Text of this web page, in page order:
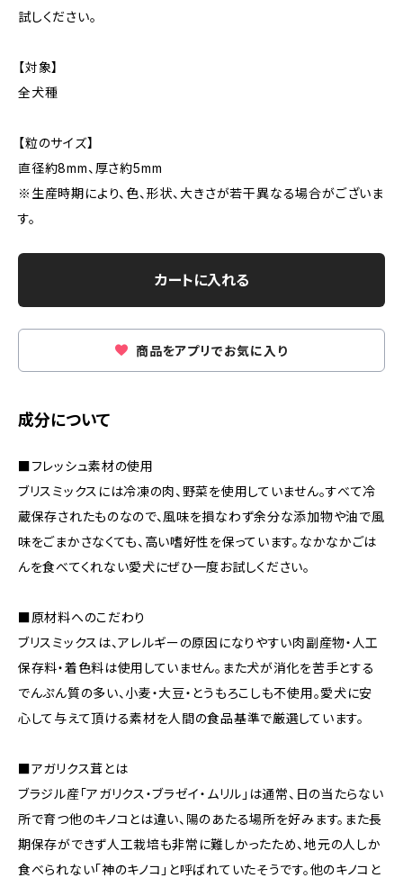
試しください。
【対象】
全犬種
【粒のサイズ】
直径約8mm、厚さ約5mm
※生産時期により、色、形状、大きさが若干異なる場合がございま
す。
カートに入れる
商品をアプリでお気に入り
成分について
■フレッシュ素材の使用
ブリスミックスには冷凍の肉、野菜を使用していません。すべて冷
蔵保存されたものなので、風味を損なわず余分な添加物や油で風
味をごまかさなくても、高い嗜好性を保っています。なかなかごは
んを食べてくれない愛犬にぜひ一度お試しください。
■原材料へのこだわり
ブリスミックスは、アレルギーの原因になりやすい肉副産物・人工
保存料・着色料は使用していません。また犬が消化を苦手とする
でんぷん質の多い、小麦・大豆・とうもろこしも不使用。愛犬に安
心して与えて頂ける素材を人間の食品基準で厳選しています。
■アガリクス茸とは
ブラジル産「アガリクス・ブラゼイ・ムリル」は通常、日の当たらない
所で育つ他のキノコとは違い、陽のあたる場所を好みます。また長
期保存ができず人工栽培も非常に難しかったため、地元の人しか
食べられない「神のキノコ」と呼ばれていたそうです。他のキノコと